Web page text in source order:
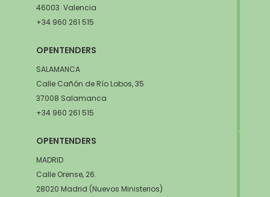
46003 Valencia
+34 960 261 515
OPENTENDERS
SALAMANCA
Calle Cañón de Río Lobos, 35
37008 Salamanca
+34 960 261 515
OPENTENDERS
MADRID
Calle Orense, 26.
28020 Madrid (Nuevos Ministerios)